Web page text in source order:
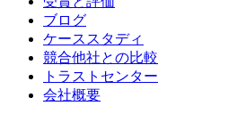
ブログ
ケーススタディ
競合他社との比較
トラストセンター
会社概要